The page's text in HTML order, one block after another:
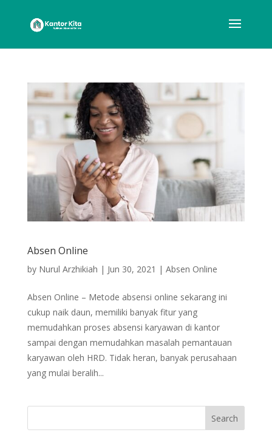
Absen Online
by Nurul Arzhikiah | Jun 30, 2021 | Absen Online
Absen Online – Metode absensi online sekarang ini
cukup naik daun, memiliki banyak fitur yang
memudahkan proses absensi karyawan di kantor
sampai dengan memudahkan masalah pemantauan
karyawan oleh HRD. Tidak heran, banyak perusahaan
yang mulai beralih...